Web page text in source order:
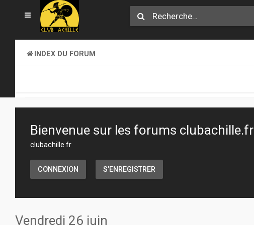
INDEX DU FORUM
Bienvenue sur les forums clubachille.fr
clubachille.fr
CONNEXION S’ENREGISTRER
Vendredi 26 juin